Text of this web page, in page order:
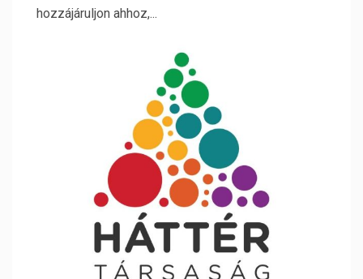
hozzájáruljon ahhoz,...